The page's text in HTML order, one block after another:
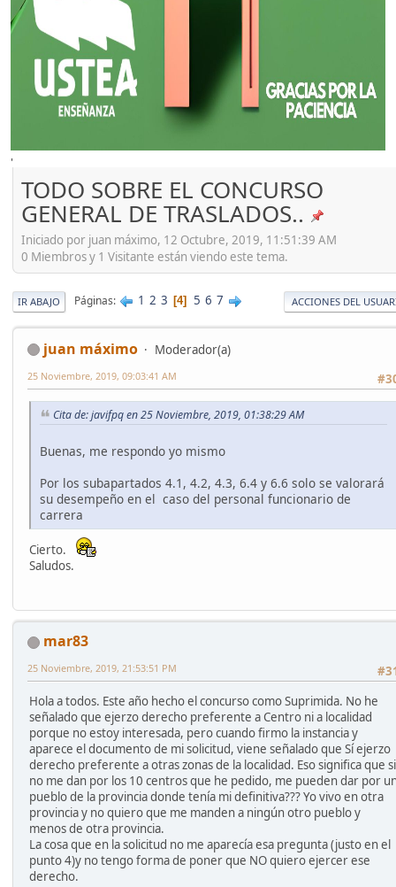
'
TODO SOBRE EL CONCURSO
GENERAL DE TRASLADOS..
Iniciado por juan máximo, 12 Octubre, 2019, 11:51:39 AM
0 Miembros y 1 Visitante están viendo este tema.
IR ABAJO Páginas 1 2 3 4 5 6 7 ACCIONES DEL
juan máximo
Moderador(a)
25 Noviembre, 2019, 09:03:41 AM
Cita de: javifpq en 25 Noviembre, 2019, 01:38:29 AM
Buenas, me respondo yo mismo
Por los subapartados 4.1, 4.2, 4.3, 6.4 y 6.6 solo se valorará
su desempeño en el caso del personal funcionario de
carrera
Cierto.
Saludos.
mar83
25 Noviembre, 2019, 21:53:51 PM
Hola a todos. Este año hecho el concurso como Suprimida. No he
señalado que ejerzo derecho preferente a Centro ni a localidad
porque no estoy interesada, pero cuando firmo la instancia y
aparece el documento de mi solicitud, viene señalado que Sí ejerzo
derecho preferente a otras zonas de la localidad. Eso significa que si
no me dan por los 10 centros que he pedido, me pueden dar por
pueblo de la provincia donde tenía mi definitiva??? Yo vivo en otra
provincia y no quiero que me manden a ningún otro pueblo y
menos de otra provincia.
La cosa que en la solicitud no me aparecía esa pregunta (justo en el
punto 4)y no tengo forma de poner que NO quiero ejercer ese
derecho.